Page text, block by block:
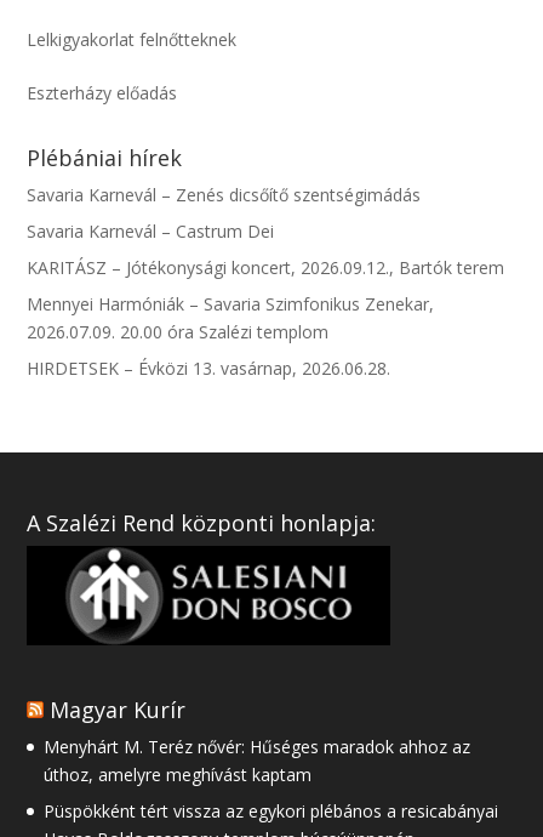
Lelkigyakorlat felnőtteknek
Eszterházy előadás
Plébániai hírek
Savaria Karnevál – Zenés dicsőítő szentségimádás
Savaria Karnevál – Castrum Dei
KARITÁSZ – Jótékonysági koncert, 2026.09.12., Bartók terem
Mennyei Harmóniák – Savaria Szimfonikus Zenekar,
2026.07.09. 20.00 óra Szalézi templom
HIRDETSEK – Évközi 13. vasárnap, 2026.06.28.
A Szalézi Rend központi honlapja:
Magyar Kurír
Menyhárt M. Teréz nővér: Hűséges maradok ahhoz az
úthoz, amelyre meghívást kaptam
Püspökként tért vissza az egykori plébános a resicabányai